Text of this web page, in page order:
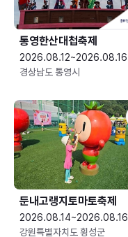
통영한산대첩축제
2026.08.12~2026.08.16
경상남도 통영시
둔내고랭지토마토축제
2026.08.14~2026.08.16
강원특별자치도 횡성군